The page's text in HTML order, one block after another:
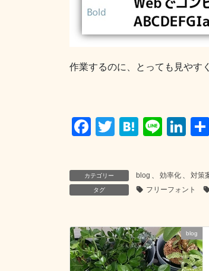
作業するのに、とっても見やす
F
c
e
b
o
o
k
T
tt
er
H
n
Li
Li
e
n
カテゴリー blog 、 効率化 、 対策
タグ フリーフォント
blog